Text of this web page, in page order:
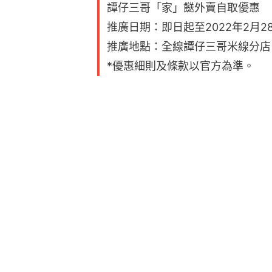
譚仔三哥「家」餸外賣自取優惠
推廣日期：即日起至2022年2月
推廣地點：全線譚仔三哥米線分店
*優惠細則及條款以官方為準。